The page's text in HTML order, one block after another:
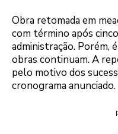
Obra retomada em
com término após
administração. Porém,
obras continuam. A
pelo motivo dos
cronograma anunciado.